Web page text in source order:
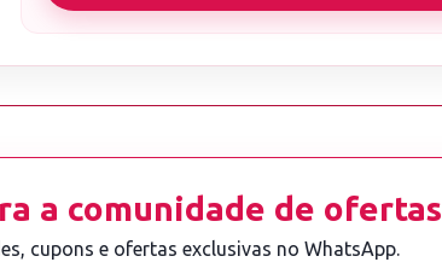
a comunidade de ofertas
cupons e ofertas exclusivas no WhatsApp.